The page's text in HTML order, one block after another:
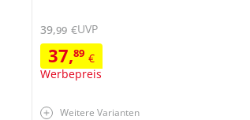
37,89 €
Werbepreis
39,99 €UVP
Weitere Varianten